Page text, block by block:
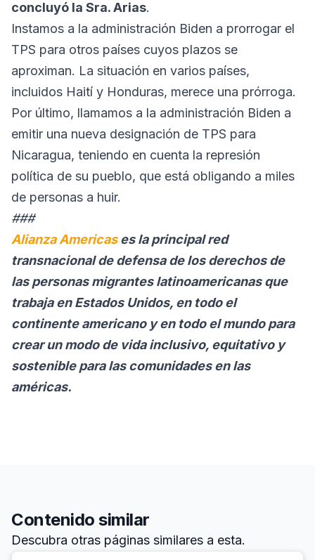
concluyó la Sra. Arias.
Instamos a la administración Biden a prorrogar el
TPS para otros países cuyos plazos se
aproximan. La situación en varios países,
incluidos Haití y Honduras, merece una prórroga.
Por último, llamamos a la administración Biden a
emitir una nueva designación de TPS para
Nicaragua, teniendo en cuenta la represión
política de su pueblo, que está obligando a miles
de personas a huir.
###
Alianza Americases la principal red
transnacional de defensa de los derechos de
las personas migrantes latinoamericanas que
trabaja en Estados Unidos, en todo el
continente americano y en todo el mundo para
crear un modo de vida inclusivo, equitativo y
sostenible para las comunidades en las
américas.
Contenido similar
Descubra otras páginas similares a esta.